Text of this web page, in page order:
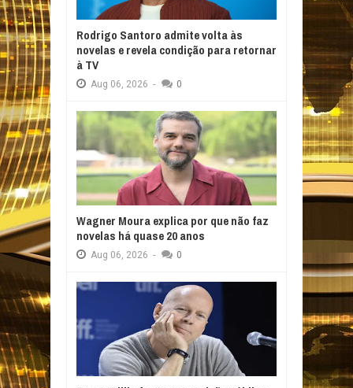
Rodrigo Santoro admite volta às
novelas e revela condição para retornar
à TV
Aug 06, 2026 - 0
Wagner Moura explica por que não faz
novelas há quase 20 anos
Aug 06, 2026 - 0